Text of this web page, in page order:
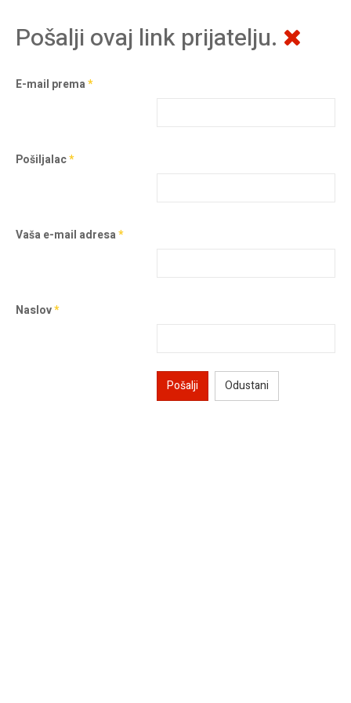
Pošalji ovaj link prijatelju.
E-mail prema*
Pošiljalac*
Vaša e-mail adresa*
Naslov*
Pošalji Odustani